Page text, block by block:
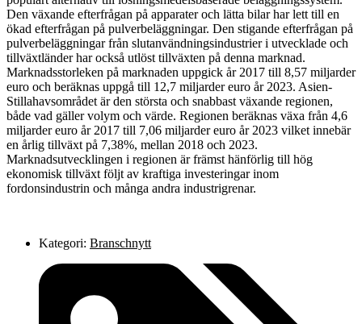
Den växande efterfrågan på apparater och lätta bilar har lett till en
ökad efterfrågan på pulverbeläggningar. Den stigande efterfrågan på
pulverbeläggningar från slutanvändningsindustrier i utvecklade och
tillväxtländer har också utlöst tillväxten på denna marknad.
Marknadsstorleken på marknaden uppgick år 2017 till 8,57 miljarder
euro och beräknas uppgå till 12,7 miljarder euro år 2023. Asien-
Stillahavsområdet är den största och snabbast växande regionen,
både vad gäller volym och värde. Regionen beräknas växa från 4,6
miljarder euro år 2017 till 7,06 miljarder euro år 2023 vilket innebär
en årlig tillväxt på 7,38%, mellan 2018 och 2023.
Marknadsutvecklingen i regionen är främst hänförlig till hög
ekonomisk tillväxt följt av kraftiga investeringar inom
fordonsindustrin och många andra industrigrenar.
Kategori: Branschnytt